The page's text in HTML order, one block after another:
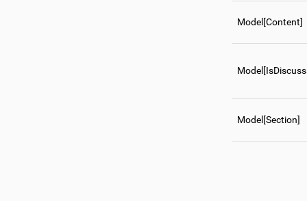
Model[Content]
Model[Section]